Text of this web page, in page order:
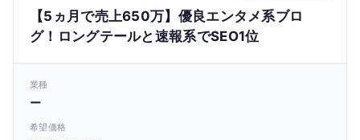
【5ヵ月で売上650万】優良エンタメ系ブロ
グ！ロングテールと速報系でSEO1位
業種
ー
希望価格